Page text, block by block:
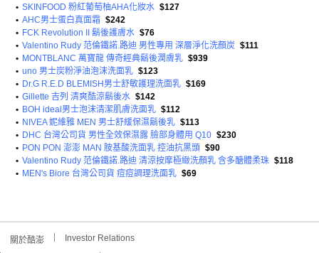
• SKINFOOD 粉紅葡萄柚AHA化妝水 $127
• AHC男士蛋白真面霜 $242
• FCK Revolution II 鬍後護膚水 $76
• Valentino Rudy 范倫鐵諾.路迪 男性專用 深層淨化洗顏炭 $111
• MONTBLANC 萬寶龍 傳奇經典鬍後潤膚乳 $939
• uno 男士炭粉淨油泡沫洗面乳 $123
• Dr.G R.E.D BLEMISH男士舒敏護理洗面乳 $169
• Gillette 吉列 清爽酷涼鬍後水 $142
• BOH ideal男士泡沫清潔肌膚洗面乳 $112
• NIVEA 妮維雅 MEN 男士舒緩保濕鬍後乳 $113
• DHC 台灣公司貨 男性全效保濕露 臉部身體用 Q10 $230
• PON PON 澎澎 MAN 胺基酸洗面乳 控油抗黑頭 $90
• Valentino Rudy 范倫鐵諾.路迪 清涼按摩極緻洗顏乳 含多醣體柔珠 $118
• MEN's Biore 台灣公司貨 痘痘調理洗面乳 $69
關於酷澎 Investor Relations